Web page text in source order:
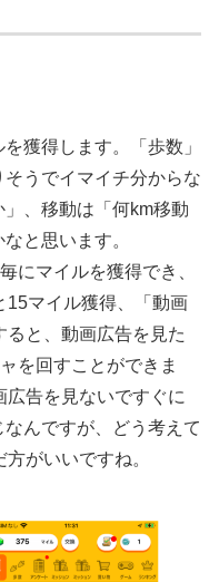
獲得します。「歩数」
うでイマイチ分からな
、移動は「何km移動
と思います。
にマイルを獲得でき、
15マイル獲得、「動画
ると、動画広告を見た
を回すことができま
告を見ないですぐに
んですが、どう考えて
がいいですね。